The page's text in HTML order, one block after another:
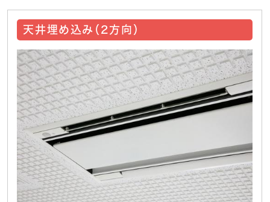
天井埋め込み（2方向）